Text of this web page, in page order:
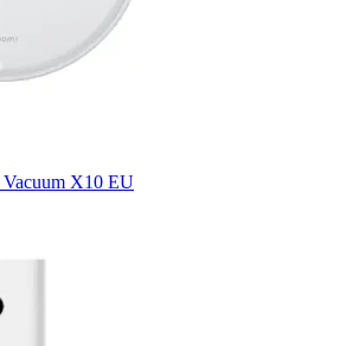
X10 EU